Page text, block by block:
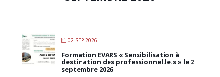
02 SEP 2026
Formation EVARS « Sensibilisation à
destination des professionnel.le.s » le 2
septembre 2026